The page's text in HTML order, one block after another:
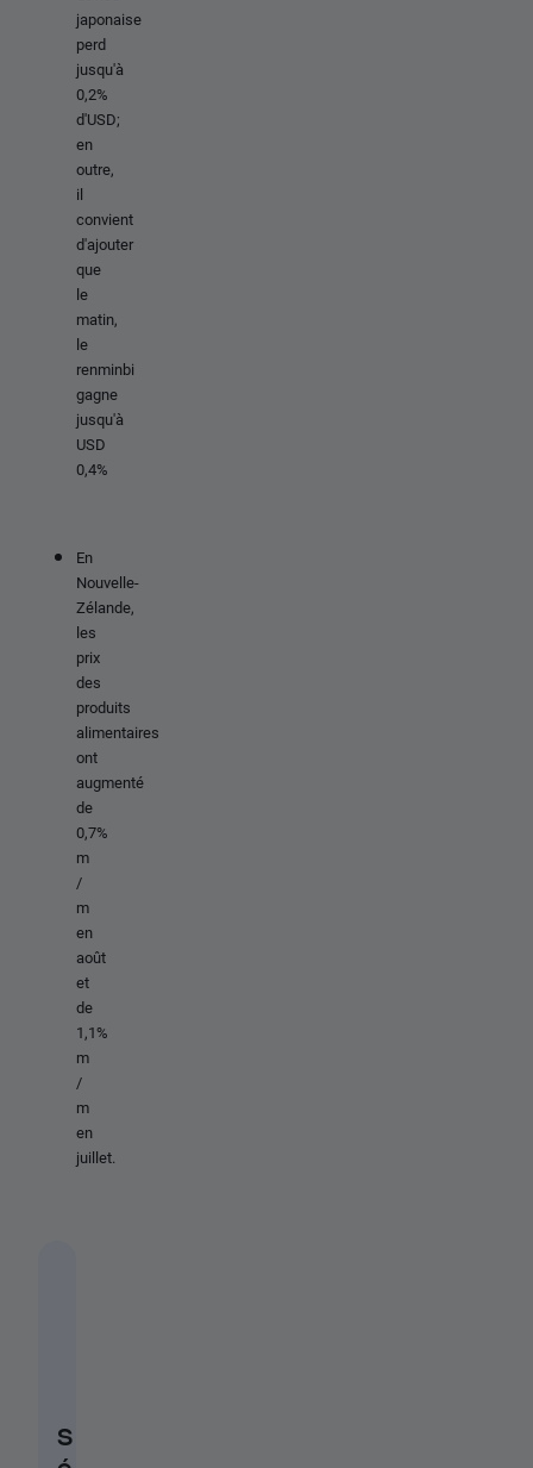
japonaise
perd
jusqu'à
0,2%
d'USD;
en
outre,
il
convient
d'ajouter
que
le
matin,
le
renminbi
gagne
jusqu'à
USD
0,4%
En
Nouvelle-
Zélande,
les
prix
des
produits
alimentaires
ont
augmenté
de
0,7%
m
/
m
en
août
et
de
1,1%
m
/
m
en
juillet.
S